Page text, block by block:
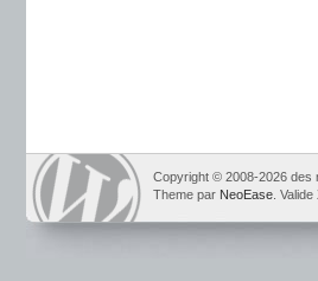
Copyright © 2008-2026 des
Theme par NeoEase . Valide